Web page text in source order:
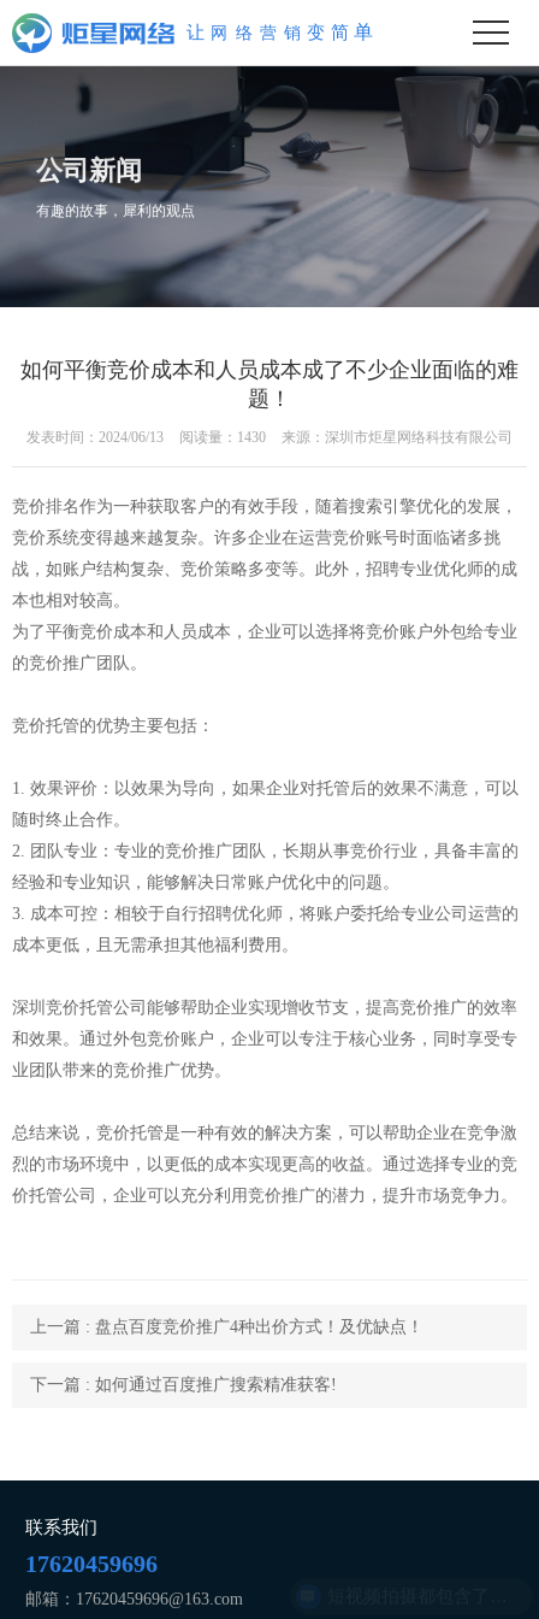
让 网 络 营 销 变 简单
公司新闻
有趣的故事，犀利的观点
如何平衡竞价成本和人员成本成了不少企业面临的难
题！
发表时间：2024/06/13 阅读量：1430 来源：深圳市炬星网络科技有限公司
竞价排名作为一种获取客户的有效手段，随着搜索引擎优化的发展，
竞价系统变得越来越复杂。许多企业在运营竞价账号时面临诸多挑
战，如账户结构复杂、竞价策略多变等。此外，招聘专业优化师的成
本也相对较高。
为了平衡竞价成本和人员成本，企业可以选择将竞价账户外包给专业
的竞价推广团队。
竞价托管的优势主要包括：
1. 效果评价：以效果为导向，如果企业对托管后的效果不满意，可以
随时终止合作。
2. 团队专业：专业的竞价推广团队，长期从事竞价行业，具备丰富的
经验和专业知识，能够解决日常账户优化中的问题。
3. 成本可控：相较于自行招聘优化师，将账户委托给专业公司运营的
成本更低，且无需承担其他福利费用。
深圳 竞价托管公司 能够帮助企业实现增收节支，提高竞价推广的效率
和效果。通过外包竞价账户，企业可以专注于核心业务，同时享受专
业团队带来的竞价推广优势。
总结来说，竞价托管是一种有效的解决方案，可以帮助企业在竞争激
烈的市场环境中，以更低的成本实现更高的收益。通过选择专业的竞
价托管公司，企业可以充分利用竞价推广的潜力，提升市场竞争力。
上一篇 : 盘点百度竞价推广4种出价方式！及优缺点！
下一篇 : 如何通过百度推广搜索精准获客!
联系我们
17620459696
邮箱：17620459696@163.com